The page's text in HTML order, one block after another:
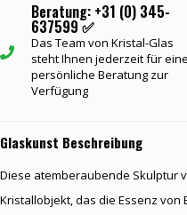
Beratung: +31 (0) 345-
637599 ✅
Das Team von Kristal-Glas
steht Ihnen jederzeit für eine
persönliche Beratung zur
Verfügung
Glaskunst Beschreibung
Diese atemberaubende Skulptur
Kristallobjekt, das die Essenz